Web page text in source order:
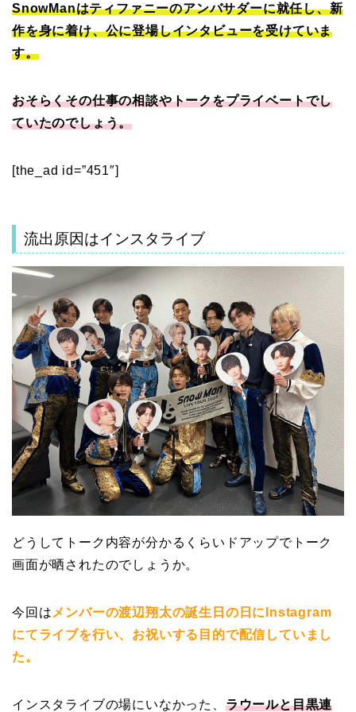
SnowManはティファニーのアンバサダーに就任し、新
作を身に着け、公に登場しインタビューを受けていま
す。
おそらくその仕事の相談やトークをプライベートでし
ていたのでしょう。
[the_ad id=”451″]
流出原因はインスタライブ
どうしてトーク内容が分かるくらいドアップでトーク
画面が晒されたのでしょうか。
今回は メンバーの渡辺翔太の誕生日の日にInstagram
にてライブを行い、お祝いする目的で配信していまし
た。
インスタライブの場にいなかった、 ラウールと目黒連